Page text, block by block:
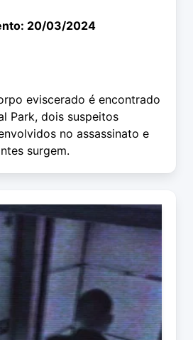
20/03/2024
eviscerado é encontrado
Park, dois suspeitos
no assassinato e
surgem.